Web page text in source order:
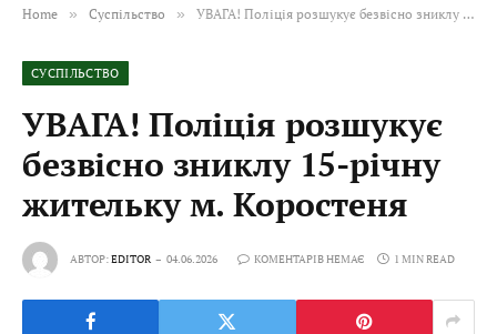
Home » Суспільство » УВАГА! Поліція розшукує безвісно зниклу 15-річну жительку м. Коростеня
СУСПІЛЬСТВО
УВАГА! Поліція розшукує
безвісно зниклу 15-річну
жительку м. Коростеня
АВТОР:EDITOR 04.06.2026 КОМЕНТАРІВ НЕМАЄ 1 MIN READ